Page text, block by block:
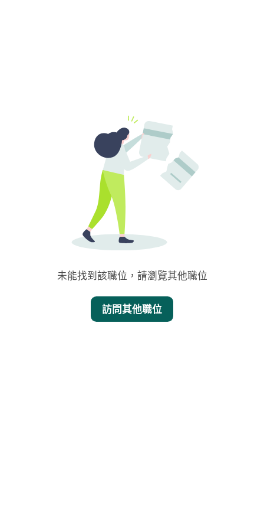
未能找到該職位，請瀏覽其他職位
訪問其他職位